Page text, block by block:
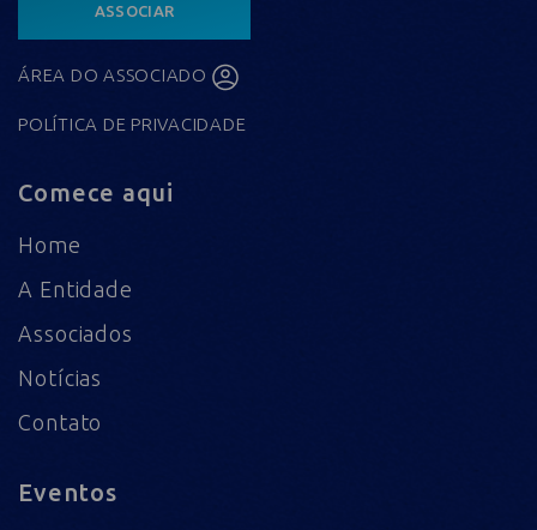
ASSOCIAR
ÁREA DO ASSOCIADO
POLÍTICA DE PRIVACIDADE
Comece aqui
Home
A Entidade
Associados
Notícias
Contato
Eventos